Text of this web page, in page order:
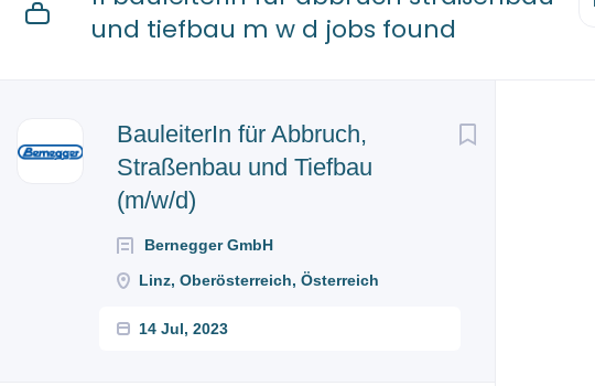
und tiefbau m w d jobs found
BauleiterIn für Abbruch,
Straßenbau und Tiefbau
(m/w/d)
Bernegger GmbH
Linz, Oberösterreich, Österreich
14 Jul, 2023